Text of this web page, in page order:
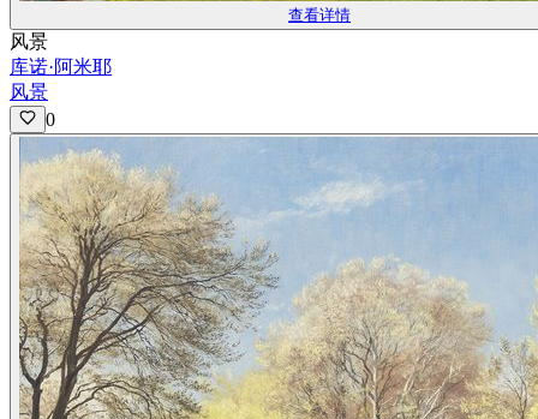
查看详情
风景
库诺·阿米耶
风景
0